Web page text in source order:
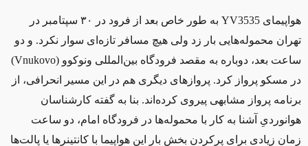
هواپیمای YV3535
به طور خاص بعد از فرود در ۳۰ سپتامبر در
تهران محموله‌هایی بار زد ولی هیچ مسافر تازه‌ای سوار نکرد. و دو
ساعت بعد، دوباره به مقصد فرودگاه بین‌المللی ونوکوو (Vnukovo
)
در مسکو پرواز کرد. پروازهای دیگری هم در این مسیر انحرافی، از
برنامه پرواز مشابهی پیروی کرده‌اند. بنا به گفته کارشناسان
هوانوردیِ آشنا به کار با محموله‌ها در فرودگاه امام، دو ساعت
زمان زیادی برای پرکردن بخش بار این هواپیما با کانتینرها یا پالت‌ها